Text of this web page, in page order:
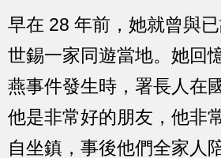
早在 28 年前，她就曾與
世錫一家同遊當地。她回
燕事件發生時，署長人在
他是非常好的朋友，他非
自坐鎮，事後他們全家人